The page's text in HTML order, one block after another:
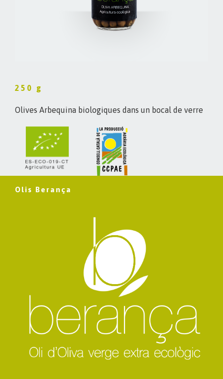
250 g
Olives Arbequina biologiques dans un bocal de verre
Olis Berança